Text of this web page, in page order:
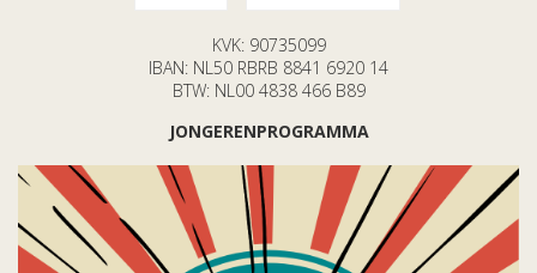
KVK: 90735099
IBAN: NL50 RBRB 8841 6920 14
BTW: NL00 4838 466 B89
JONGERENPROGRAMMA